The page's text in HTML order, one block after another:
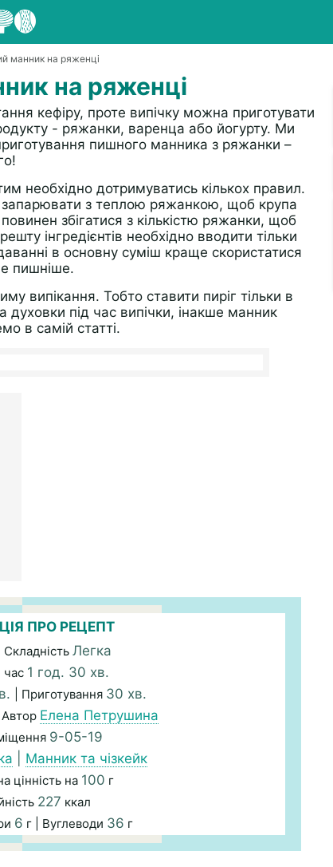
манник на ряженці
на ряженці
кефіру, проте випічку можна приготувати
- ряжанки, варенца або йогурту. Ми
пишного манника з ряжанки –
необхідно дотримуватись кількох правил.
з теплою ряжанкою, щоб крупа
збігатися з кількістю ряжанки, щоб
інгредієнтів необхідно вводити тільки
в основну суміш краще скористатися
пишніше.
випікання. Тобто ставити пиріг тільки в
духовки під час випічки, інакше манник
в самій статті.
ПРО РЕЦЕПТ
Легка
час 1 год. 30 хв.
| Приготування 30 хв.
Автор Елена Петрушина
9-05-19
Манник та чізкейк
цінність на 100 г
227 ккал
6 г | Вуглеводи 36 г